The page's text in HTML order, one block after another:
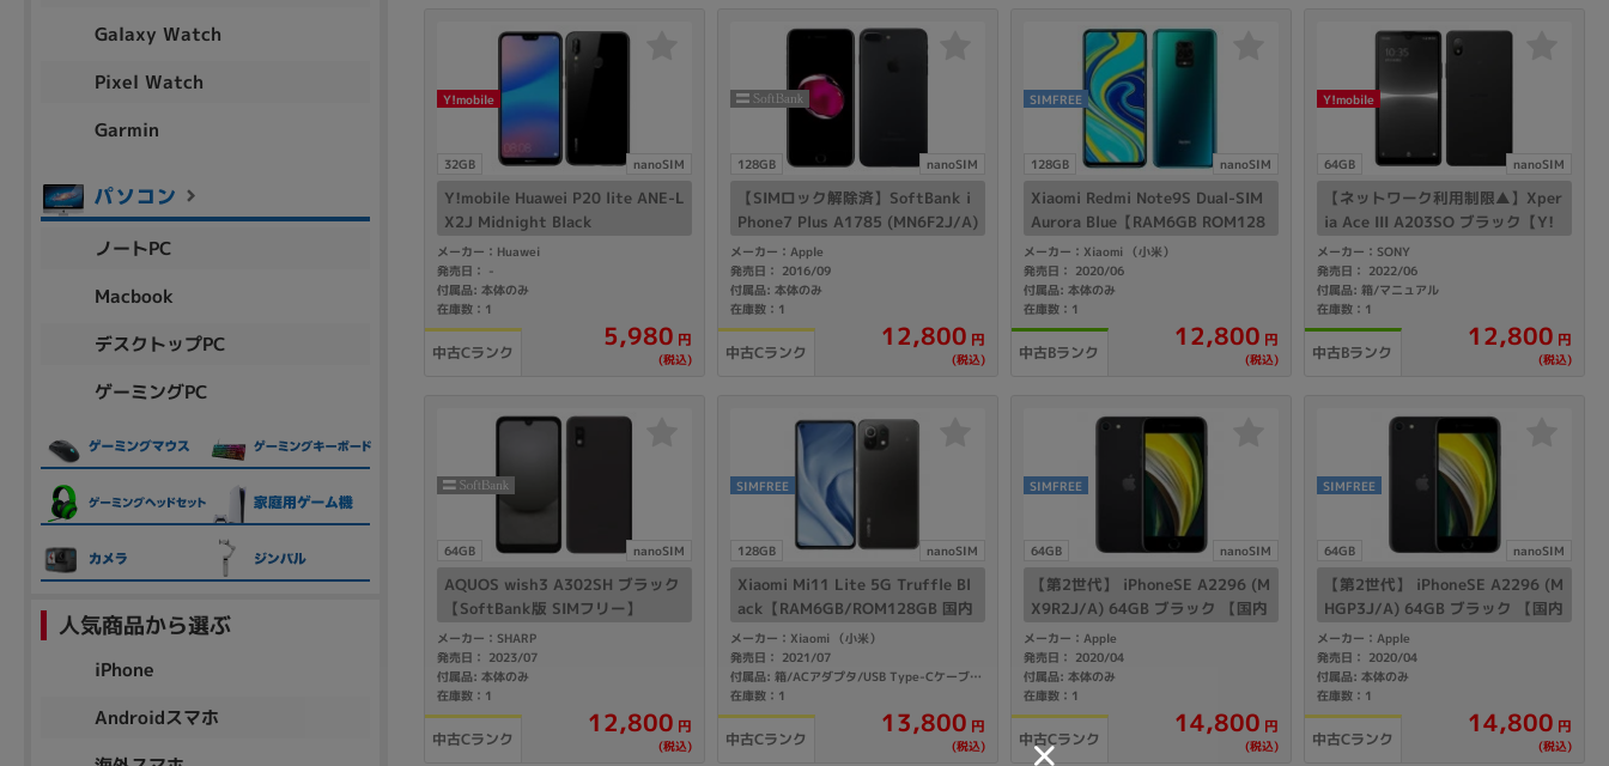
Galaxy Watch
Pixel Watch
Garmin
ノートPC
Macbook
デスクトップPC
ゲーミングPC
人気商品から選ぶ
iPhone
Androidスマホ
32GB nanoSIM
Y!mobile
Y!mobile Huawei P20 lite ANE-L
X2J Midnight Black
メーカー：Huawei
発売日： -
付属品: 本体のみ
在庫数：1
中古Cランク
5,980 円
(税込)
128GB nanoSIM
【SIMロック解除済】SoftBank i
Phone7 Plus A1785 (MN6F2J/A)
128GB ブラック
メーカー：Apple
発売日： 2016/09
付属品: 本体のみ
在庫数：1
中古Cランク
12,800 円
(税込)
128GB nanoSIM
SIMFREE
Xiaomi Redmi Note9S Dual-SIM
Aurora Blue【RAM6GB ROM128
GB 国内版 SIMフリー】
メーカー：Xiaomi （小米）
発売日： 2020/06
付属品: 本体のみ
在庫数：1
中古Bランク
12,800 円
(税込)
64GB nanoSIM
Y!mobile
【ネットワーク利用制限▲】Xper
ia Ace III A203SO ブラック【Y!
mobile版SIMフリー】
メーカー：SONY
発売日： 2022/06
付属品: 箱/マニュアル
在庫数：1
中古Bランク
12,800 円
(税込)
64GB nanoSIM
AQUOS wish3 A302SH ブラック
【SoftBank版 SIMフリー】
メーカー：SHARP
発売日： 2023/07
付属品: 本体のみ
在庫数：1
中古Cランク
12,800 円
(税込)
128GB nanoSIM
SIMFREE
Xiaomi Mi11 Lite 5G Truffle Bl
ack【RAM6GB/ROM128GB 国内
版SIMフリー】
メーカー：Xiaomi （小米）
発売日： 2021/07
付属品: 箱/ACアダプタ/USB Type-Cケーブル/イヤホンジャック変換アダプタ/SIMピン/ケース/マニュアル
在庫数：1
中古Cランク
13,800 円
(税込)
64GB nanoSIM
SIMFREE
【第2世代】 iPhoneSE A2296 (M
X9R2J/A) 64GB ブラック 【国内
版SIMフリー】
メーカー：Apple
発売日： 2020/04
付属品: 本体のみ
在庫数：1
中古Cランク
14,800 円
(税込)
64GB nanoSIM
SIMFREE
【第2世代】 iPhoneSE A2296 (M
HGP3J/A) 64GB ブラック 【国内
版SIMフリー】
メーカー：Apple
発売日： 2020/04
付属品: 本体のみ
在庫数：1
中古Cランク
14,800 円
(税込)